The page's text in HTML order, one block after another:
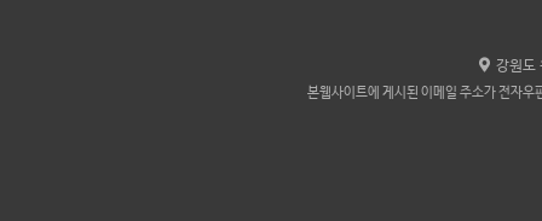
강원도
본웹사이트에 게시된 이메일 주소가 전자우